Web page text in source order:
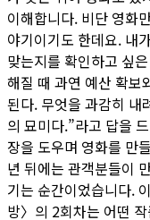
이해합니다. 비단 영화
야기이기도 한데요. 내
맞는지를 확인하고 싶
해질 때 과연 예산 확보
된다. 무엇을 과감히 내
의 묘미다.”라고 답을
장을 도우며 영화를 만
년 뒤에는 관객분들이
기는 순간이었습니다.
방〉의 2회차는 어떤